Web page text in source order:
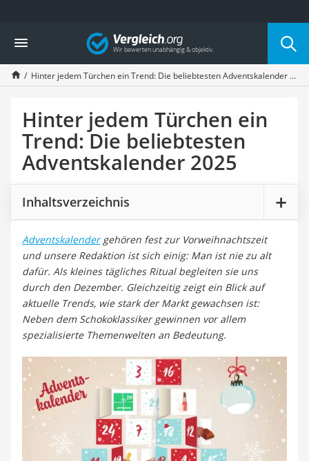
Die beliebtesten Vergleiche nach Kategorie
Service
Vergleich
Hinter jedem Türchen ein Trend: Die beliebtesten Adventskalender 2025
Hinter jedem Türchen ein
Trend: Die beliebtesten
Adventskalender 2025
Inhaltsverzeichnis
Adventskalendergehören fest zur Vorweihnachtszeit
und unsere Redaktion ist sich einig: Man ist nie zu alt
dafür. Als kleines tägliches Ritual begleiten sie uns
durch den Dezember. Gleichzeitig zeigt ein Blick auf
aktuelle Trends, wie stark der Markt gewachsen ist:
Neben dem Schokoklassiker gewinnen vor allem
spezialisierte Themenwelten an Bedeutung.